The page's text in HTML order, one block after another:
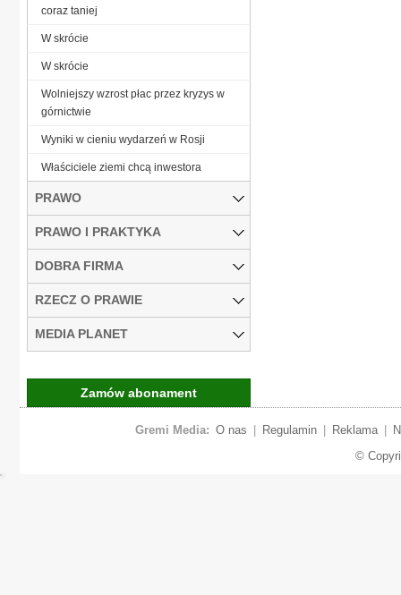
coraz taniej
W skrócie
W skrócie
Wolniejszy wzrost płac przez kryzys w
górnictwie
Wyniki w cieniu wydarzeń w Rosji
Właściciele ziemi chcą inwestora
PRAWO
PRAWO I PRAKTYKA
DOBRA FIRMA
RZECZ O PRAWIE
MEDIA PLANET
Zamów abonament
Gremi Media: O nas Regulamin Reklama
©